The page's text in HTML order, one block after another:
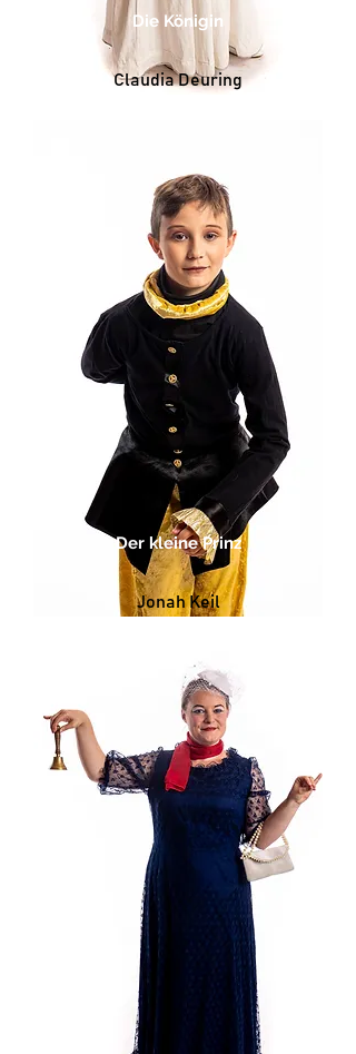
Die Königin
Claudia Deuring
Der kleine Prinz
Jonah Keil